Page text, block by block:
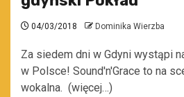
04/03/2018 Dominika Wierzba
Za siedem dni w Gdyni wystąpi
w Polsce! Sound'n'Grace to na
wokalna. (więcej…)